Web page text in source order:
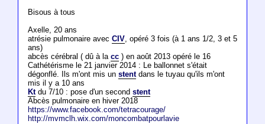
Bisous à tous
Axelle, 20 ans
atrésie pulmonaire avec CIV, opéré 3 fois (à 1 ans 1/2, 3 et 5
ans)
abcès cérébral ( dû à la cc) en août 2013 opéré le 16
Cathétérisme le 21 janvier 2014 : Le ballonnet s'était
dégonflé. Ils m'ont mis un stentdans le tuyau qu'ils m'ont
mis il y a 10 ans
Ktdu 7/10 : pose d'un second stent
Abcès pulmonaire en hiver 2018
https://www.facebook.com/tetracourage/
http://mvmclh.wix.com/moncombatpourlavie